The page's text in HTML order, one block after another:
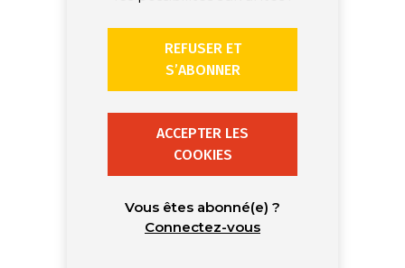
REFUSER ET
S’ABONNER
ACCEPTER LES
COOKIES
Vous êtes abonné(e) ?
Connectez-vous